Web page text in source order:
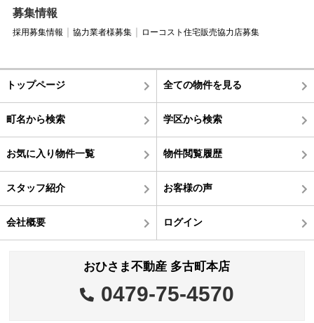
募集情報
採用募集情報 協力業者様募集 ローコスト住宅販売協力店募集
トップページ 全ての物件を見る
町名から検索 学区から検索
お気に入り物件一覧 物件閲覧履歴
スタッフ紹介 お客様の声
会社概要 ログイン
おひさま不動産 多古町本店
0479-75-4570